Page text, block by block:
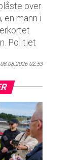
over
en mann i
Politiet
08.08.2026 02:53